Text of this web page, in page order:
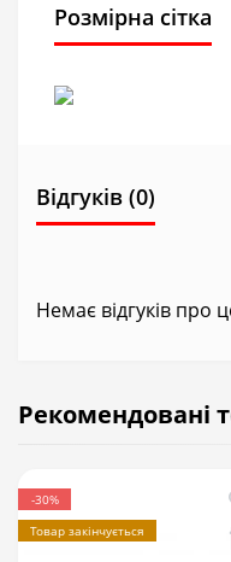
Розмірна сітка
Відгуків (0)
Немає відгуків про
Рекомендовані
-30%
Товар закінчується